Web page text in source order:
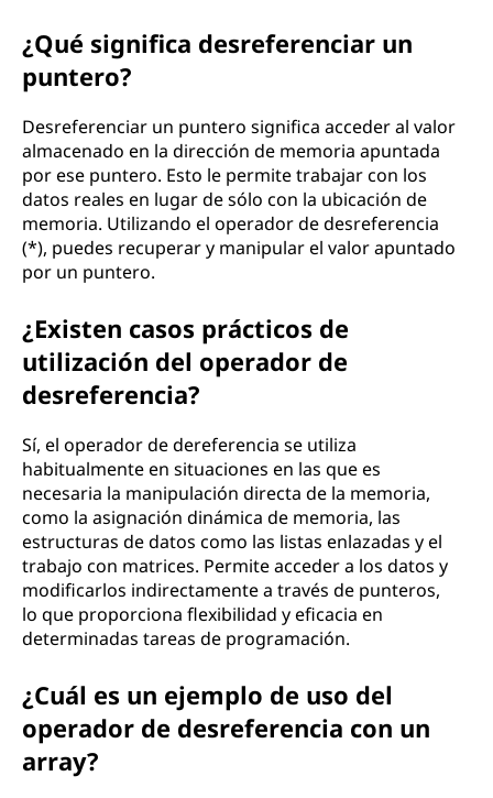
¿Qué significa desreferenciar un
puntero?
Desreferenciar un puntero significa acceder al valor
almacenado en la dirección de memoria apuntada
por ese puntero. Esto le permite trabajar con los
datos reales en lugar de sólo con la ubicación de
memoria. Utilizando el operador de desreferencia
(*), puedes recuperar y manipular el valor apuntado
por un puntero.
¿Existen casos prácticos de
utilización del operador de
desreferencia?
Sí, el operador de dereferencia se utiliza
habitualmente en situaciones en las que es
necesaria la manipulación directa de la memoria,
como la asignación dinámica de memoria, las
estructuras de datos como las listas enlazadas y el
trabajo con matrices. Permite acceder a los datos y
modificarlos indirectamente a través de punteros,
lo que proporciona flexibilidad y eficacia en
determinadas tareas de programación.
¿Cuál es un ejemplo de uso del
operador de desreferencia con un
array?